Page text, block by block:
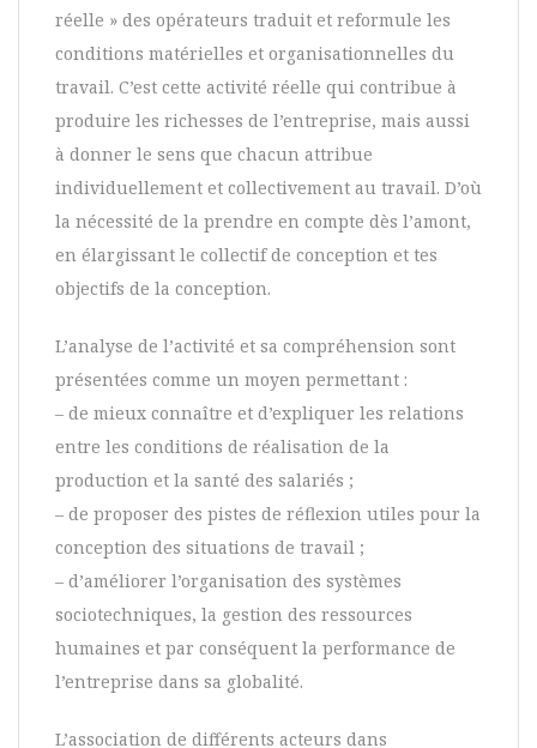
réelle » des opérateurs traduit et reformule les
conditions matérielles et organisationnelles du
travail. C’est cette activité réelle qui contribue à
produire les richesses de l’entreprise, mais aussi
à donner le sens que chacun attribue
individuellement et collectivement au travail. D’où
la nécessité de la prendre en compte dès l’amont,
en élargissant le collectif de conception et tes
objectifs de la conception.
L’analyse de l’activité et sa compréhension sont
présentées comme un moyen permettant :
– de mieux connaître et d’expliquer les relations
entre les conditions de réalisation de la
production et la santé des salariés ;
– de proposer des pistes de réflexion utiles pour la
conception des situations de travail ;
– d’améliorer l’organisation des systèmes
sociotechniques, la gestion des ressources
humaines et par conséquent la performance de
l’entreprise dans sa globalité.
L’association de différents acteurs dans